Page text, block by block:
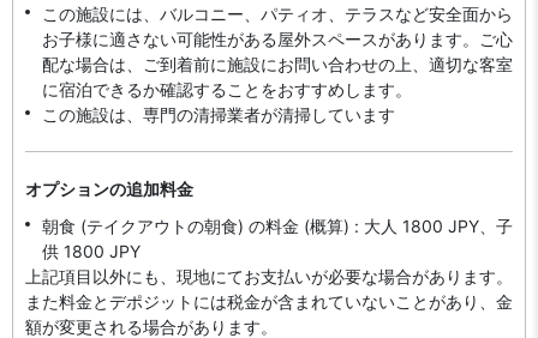
この施設には、バルコニー、パティオ、テラスなど安全面から
お子様に適さない可能性がある屋外スペースがあります。ご心
配な場合は、ご到着前に施設にお問い合わせの上、適切な客室
に宿泊できるか確認することをおすすめします。
この施設は、専門の清掃業者が清掃しています
オプションの追加料金
朝食 (テイクアウトの朝食) の料金 (概算) : 大人 1800 JPY、子
供 1800 JPY
上記項目以外にも、現地にてお支払いが必要な場合があります。
また料金とデポジットには税金が含まれていないことがあり、金
額が変更される場合があります。